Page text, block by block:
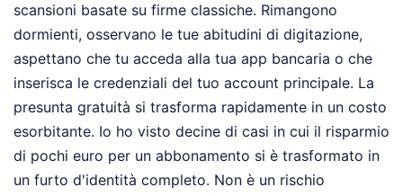
scansioni basate su firme classiche. Rimangono
dormienti, osservano le tue abitudini di digitazione,
aspettano che tu acceda alla tua app bancaria o che
inserisca le credenziali del tuo account principale. La
presunta gratuità si trasforma rapidamente in un costo
esorbitante. Io ho visto decine di casi in cui il risparmio
di pochi euro per un abbonamento si è trasformato in
un furto d'identità completo. Non è un rischio